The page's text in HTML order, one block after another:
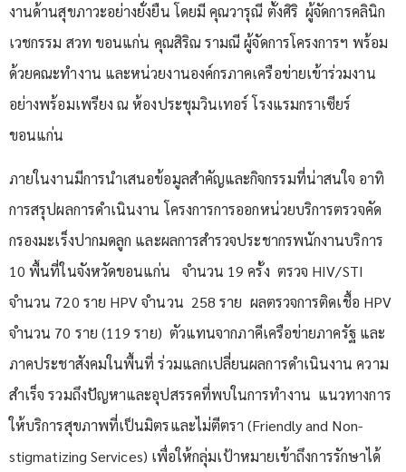
งานด้านสุขภาวะอย่างยั่งยืน โดยมี คุณวารุณี ตั้งศิริ ผู้จัดการคลินิก
เวชกรรม สวท ขอนแก่น คุณสิริณ รามณี ผู้จัดการโครงการฯ พร้อม
ด้วยคณะทำงาน และหน่วยงานองค์กรภาคเครือข่ายเข้าร่วมงาน
อย่างพร้อมเพรียง ณ ห้องประชุมวินเทอร์ โรงแรมกราเซียร์
ขอนแก่น
ภายในงานมีการนำเสนอข้อมูลสำคัญและกิจกรรมที่น่าสนใจ อาทิ
การสรุปผลการดำเนินงาน โครงการการออกหน่วยบริการตรวจคัด
กรองมะเร็งปากมดลูก และผลการสำรวจประชากรพนักงานบริการ
10 พื้นที่ในจังหวัดขอนแก่น จำนวน 19 ครั้ง ตรวจ HIV/STI
จำนวน 720 ราย HPV จำนวน 258 ราย ผลตรวจการติดเชื้อ HPV
จำนวน 70 ราย (119 ราย) ตัวแทนจากภาคีเครือข่ายภาครัฐ และ
ภาคประชาสังคมในพื้นที่ ร่วมแลกเปลี่ยนผลการดำเนินงาน ความ
สำเร็จ รวมถึงปัญหาและอุปสรรคที่พบในการทำงาน แนวทางการ
ให้บริการสุขภาพที่เป็นมิตรและไม่ตีตรา (Friendly and Non-
stigmatizing Services) เพื่อให้กลุ่มเป้าหมายเข้าถึงการรักษาได้